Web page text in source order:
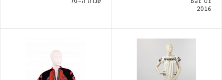
Bar Or
2016
שנות ה-70